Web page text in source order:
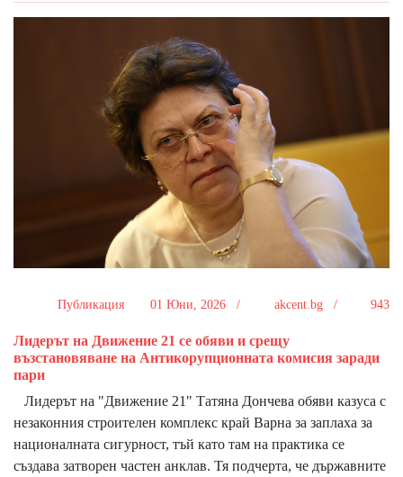
Публикация 01 Юни, 2026 / akcent.bg / 943
Лидерът на Движение 21 се обяви и срещу
възстановяване на Антикорупционната комисия заради
пари
Лидерът на "Движение 21" Татяна Дончева обяви казуса с
незаконния строителен комплекс край Варна за заплаха за
националната сигурност, тъй като там на практика се
създава затворен частен анклав. Тя подчерта, че държавните